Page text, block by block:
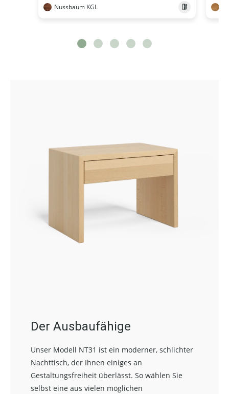
Nussbaum KGL
Der Ausbaufähige
Unser Modell NT31 ist ein moderner, schlichter
Nachttisch, der Ihnen einiges an
Gestaltungsfreiheit überlässt. So wählen Sie
selbst eine aus vielen möglichen